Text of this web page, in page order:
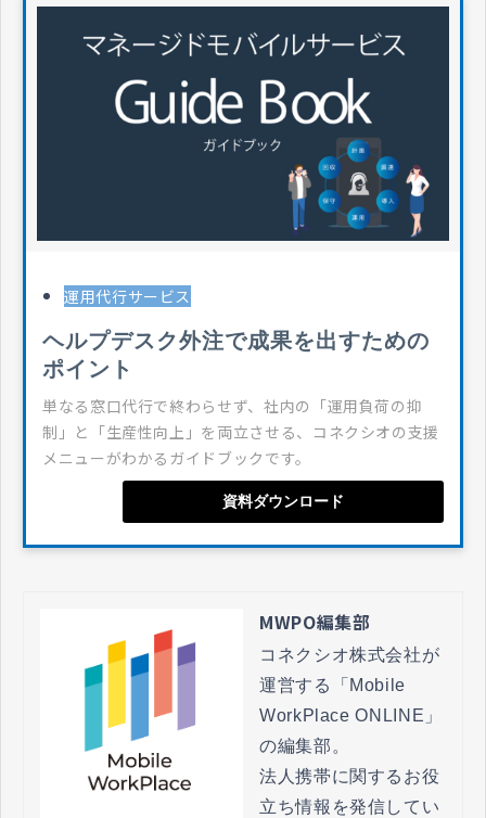
運用代行サービス
ヘルプデスク外注で成果を出すための
ポイント
単なる窓口代行で終わらせず、社内の「運用負荷の抑
制」と「生産性向上」を両立させる、コネクシオの支援
メニューがわかるガイドブックです。
資料ダウンロード
MWPO編集部
コネクシオ株式会社が
運営する「Mobile
WorkPlace ONLINE」
の編集部。
法人携帯に関するお役
立ち情報を発信してい